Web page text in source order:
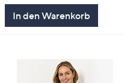
In den Warenkorb